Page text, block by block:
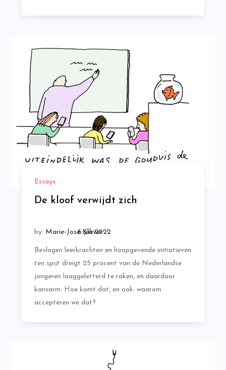
Essays
De kloof verwijdt zich
by: Marie-José Klaver
Bevlogen leerkrachten en hoopgevende initiatieven
ten spijt dreigt 25 procent van de Nederlandse
jongeren laaggeletterd te raken, en daardoor
kansarm. Hoe komt dat, en ook: waarom
accepteren we dat?